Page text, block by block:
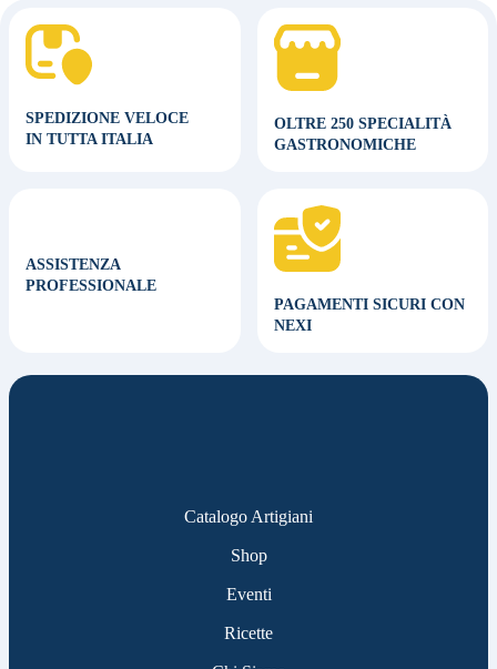
SPEDIZIONE VELOCE
IN TUTTA ITALIA
OLTRE 250 SPECIALITÀ
GASTRONOMICHE
ASSISTENZA
PROFESSIONALE
PAGAMENTI SICURI CON
NEXI
Catalogo Artigiani
Shop
Eventi
Ricette